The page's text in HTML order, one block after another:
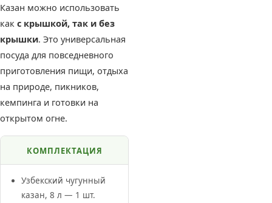
Казан можно использовать
как с крышкой, так и без
крышки. Это универсальная
посуда для повседневного
приготовления пищи, отдыха
на природе, пикников,
кемпинга и готовки на
открытом огне.
КОМПЛЕКТАЦИЯ
Узбекский чугунный
казан, 8 л — 1 шт.